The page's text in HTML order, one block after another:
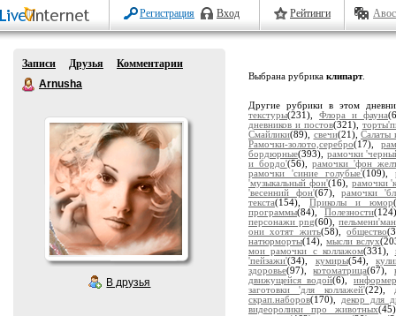
Регистрация Вход Рейтинги
Записи Друзья
Комментарии
Arnusha
В друзья
Выбрана рубрика клипарт.
Другие рубрики в этом
текстуры(231), Флора и фауна
дневников и постов(321),
Смайлики(89), свечи(21),Салаты
Рамочки-золото,серебро(17),
бордюрные(393), рамочки
и бордо'(56),рамочки 'фон
рамочки 'синие голубые'(109),
'музыкальный фон'(16), рамочки
'весенний фон'(67),рамочки
текста(154), Приколы и юмор
программы(84),Полезности
персонажи png(60),
они хотят жить(58),общество
натюрморты(14),мысли вслух
мои рамочки с коллажом(331),
'пейзажи'(34), кумиры(54),
здоровье(97),котоматрица(67),
движущейся водой(6),
заготовки 'для коллажей'(22),
скрап.наборов(170), декор для
видеоролики про животных